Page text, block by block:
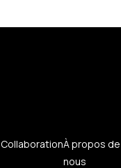
CollaborationÀ propos de
nous